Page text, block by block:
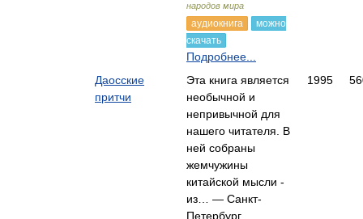
народов мира
аудиокнига
можно
скачать
Подробнее...
Даосские
притчи
Эта книга является
необычной и
непривычной для
нашего читателя. В
ней собраны
жемчужины
китайской мысли -
из… — Санкт-
Петербург,
1995